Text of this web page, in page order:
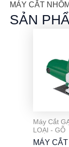
MÁY CẮT
SẢN
Máy Cắt
LOẠI - GỖ
MÁY